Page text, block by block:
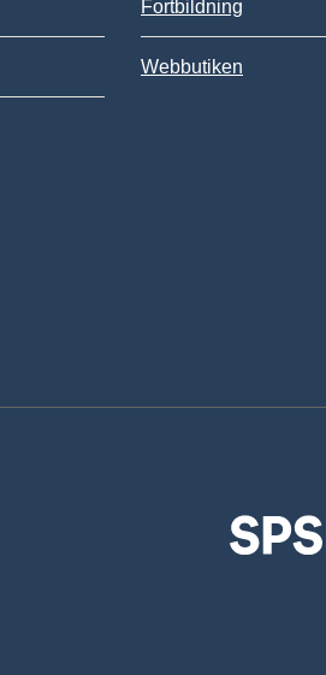
Fortbildning
Webbutiken